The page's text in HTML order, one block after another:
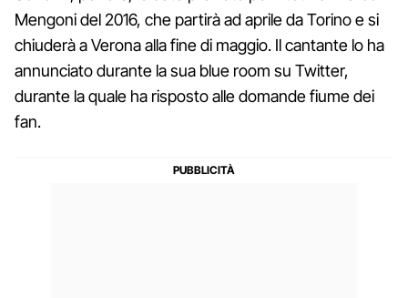
Mengoni del 2016, che partirà ad aprile da Torino e si
chiuderà a Verona alla fine di maggio. Il cantante lo ha
annunciato durante la sua blue room su Twitter,
durante la quale ha risposto alle domande fiume dei
fan.